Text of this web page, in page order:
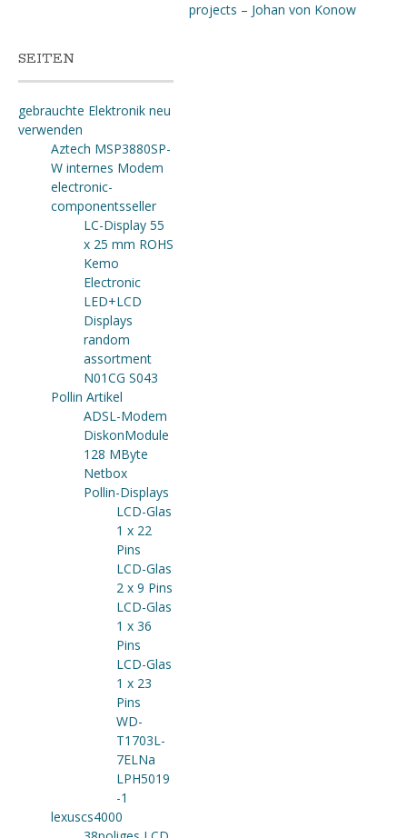
projects – Johan von Konow
SEITEN
gebrauchte Elektronik neu
verwenden
Aztech MSP3880SP-
W internes Modem
electronic-
componentsseller
LC-Display 55
x 25 mm ROHS
Kemo
Electronic
LED+LCD
Displays
random
assortment
N01CG S043
Pollin Artikel
ADSL-Modem
DiskonModule
128 MByte
Netbox
Pollin-Displays
LCD-Glas
1 x 22
Pins
LCD-Glas
2 x 9 Pins
LCD-Glas
1 x 36
Pins
LCD-Glas
1 x 23
Pins
WD-
T1703L-
7ELNa
LPH5019
-1
lexuscs4000